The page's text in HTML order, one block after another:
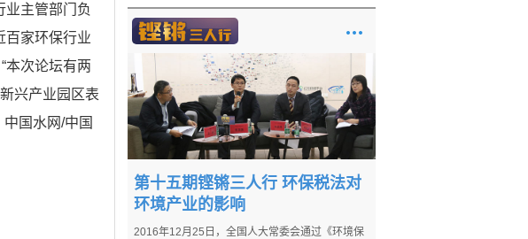
业主管部门负
百家环保行业
本次论坛有两
兴产业园区表
国水网/中国
第十五期铿锵三人行 环保税法对
环境产业的影响
2016年12月25日，全国人大常委会通过《环境保